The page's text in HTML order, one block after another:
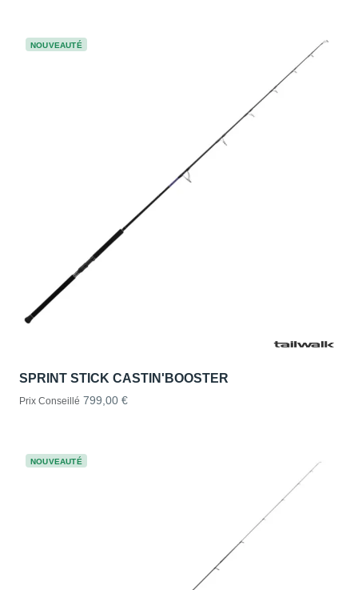
NOUVEAUTÉ
SPRINT STICK CASTIN'BOOSTER
Prix Conseillé 799,00 €
NOUVEAUTÉ